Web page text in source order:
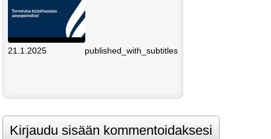
published_with_subtitles
21.1.2025